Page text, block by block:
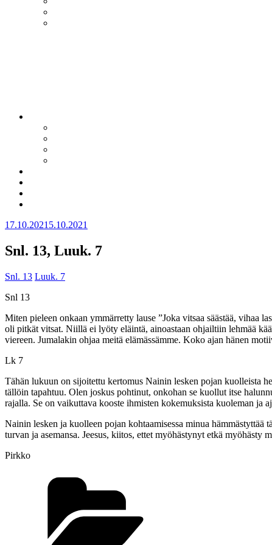
Julkaistu
17.10.2021 5.10.2021
Snl. 13, Luuk. 7
Snl. 13 Luuk. 7
Snl 13
Miten pieleen onkaan ymmärretty lause ”Joka vitsaa säästää, vihaa
oli pitkät vitsat. Niillä ei lyöty eläintä, ainoastaan ohjailtiin lehmää
viereen. Jumalakin ohjaa meitä elämässämme. Koko ajan hänen
Lk 7
Tähän lukuun on sijoitettu kertomus Nainin lesken pojan kuolleista
tällöin tapahtuu. Olen joskus pohtinut, onkohan se kuollut itse
rajalla. Se on vaikuttava kooste ihmisten kokemuksista kuoleman ja
Nainin lesken ja kuolleen pojan kohtaamisessa minua
turvan ja asemansa. Jeesus, kiitos, ettet myöhästynyt etkä myöhästy
Pirkko